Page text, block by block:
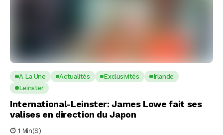
A La Une Actualités Exclusivités
Irlande
Leinster
International-Leinster: James Lowe fait ses
valises en direction du Japon
1 Min(s)